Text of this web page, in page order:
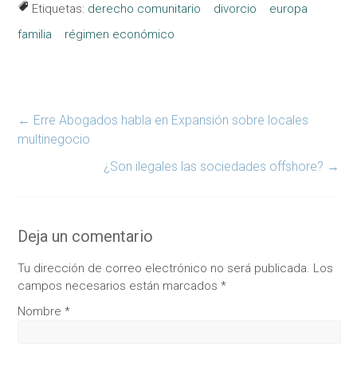
Etiquetas: derecho comunitario divorcio
europa
familia
régimen económico
← Erre Abogados habla en Expansión sobre locales
multinegocio
¿Son ilegales las sociedades offshore? →
Deja un comentario
Tu dirección de correo electrónico no será publicada. Los
campos necesarios están marcados*
Nombre*